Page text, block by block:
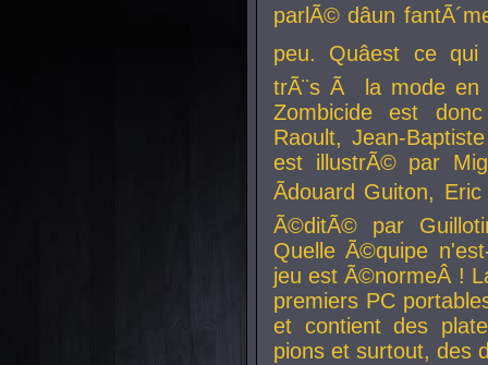
parlÃ© dâun
peu. Quâest ce
trÃ¨s Ã la mode en
Zombicide est
Raoult, Jean-
est illustrÃ© par
Ãdouard Guiton,
Ã©ditÃ© par
Quelle Ã©quipe
jeu est Ã©normeÂ !
premiers PC
et contient des
pions et surtout, des